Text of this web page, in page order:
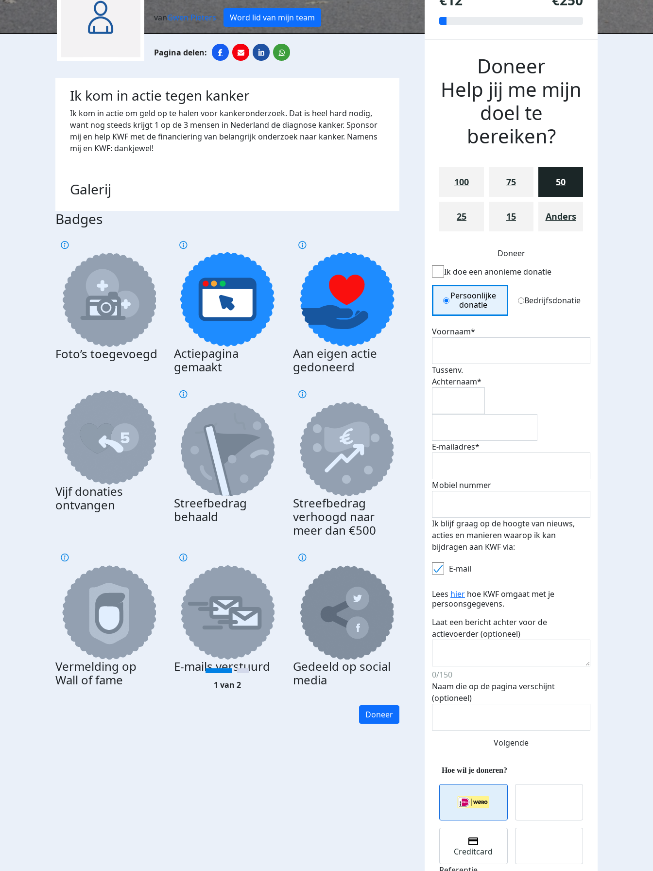
vanGwen Pieters Word lid van mijn team
Ik kom in actie tegen kanker
Ik kom in actie om geld op te halen voor kankeronderzoek. Dat is heel hard nodig,
want nog steeds krijgt 1 op de 3 mensen in Nederland de diagnose kanker. Sponsor
mij en help KWF met de financiering van belangrijk onderzoek naar kanker. Namens
mij en KWF: dankjewel!
Galerij
Badges
Foto’s toegevoegd
Actiepagina
gemaakt
Aan eigen actie
gedoneerd
Vijf donaties
ontvangen
Streefbedrag
behaald
Streefbedrag
verhoogd naar
meer dan €500
Vermelding op
Wall of fame
E-mails verstuurd
Gedeeld op social
media
bedankt
1 van 2
Doneer
Doneer
Help jij me mijn
doel te
bereiken?
100 75 50
25 15 Anders
Doneer
Ik doe een anonieme donatie
Donation Type
Persoonlijke
donatie
Bedrijfsdonatie
Voornaam*
Tussenv.
Achternaam*
E-mailadres*
Mobiel nummer
Ik blijf graag op de hoogte van nieuws,
acties en manieren waarop ik kan
bijdragen aan KWF via:
E-mail
Lees hier hoe KWF omgaat met je
persoonsgegevens.
Laat een bericht achter voor de
actievoerder (optioneel)
0/150
Naam die op de pagina verschijnt
(optioneel)
Volgende
Creditcard